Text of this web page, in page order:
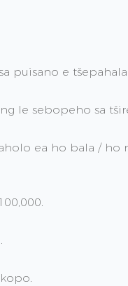
puisano e
le sebopeho sa
ea ho bala /